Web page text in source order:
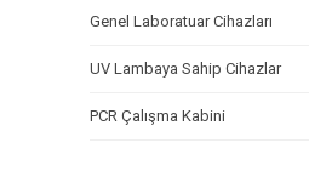
Genel Laboratuar Cihazları
UV Lambaya Sahip Cihazlar
PCR Çalışma Kabini